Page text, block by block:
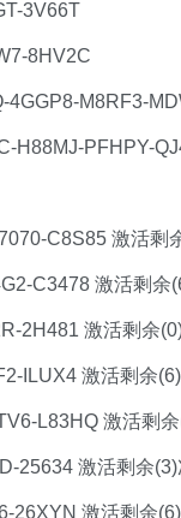
3V66T
8HV2C
4GGP8-M8RF3-
H88MJ-PFHPY-
C8S85 激活剩
C3478 激活剩余
2H481 激活剩余
ILUX4 激活剩余
L83HQ 激活剩
25634 激活剩余(3)
26XYN 激活剩余